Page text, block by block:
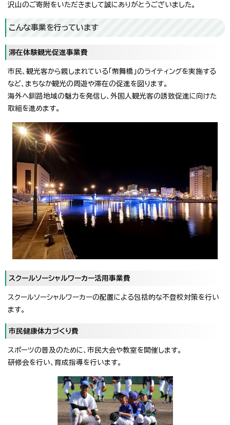
沢山のご寄附をいただきまして誠にありがとうございました。
こんな事業を行っています
滞在体験観光促進事業費
市民、観光客から親しまれている「幣舞橋」のライティングを実施する
など、まちなか観光の周遊や滞在の促進を図ります。
海外へ釧路地域の魅力を発信し、外国人観光客の誘致促進に向けた
取組を進めます。
スクールソーシャルワーカー活用事業費
スクールソーシャルワーカーの配置による包括的な不登校対策を行い
ます。
市民健康体力づくり費
スポーツの普及のために、市民大会や教室を開催します。
研修会を行い、育成指導を行います。